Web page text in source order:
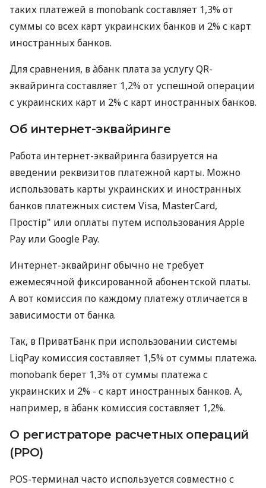
таких платежей в monobank составляет 1,3% от
суммы со всех карт украинских банков и 2% с карт
иностранных банков.
Для сравнения, в àбанк плата за услугу QR-
эквайринга составляет 1,2% от успешной операции
с украинских карт и 2% с карт иностранных банков.
Об интернет-эквайринге
Работа интернет-эквайринга базируется на
введении реквизитов платежной карты. Можно
использовать карты украинских и иностранных
банков платежных систем Visa, MasterCard,
Простір" или оплаты путем использования Apple
Pay или Google Pay.
Интернет-эквайринг обычно не требует
ежемесячной фиксированной абонентской платы.
А вот комиссия по каждому платежу отличается в
зависимости от банка.
Так, в ПриватБанк при использовании системы
LiqPay комиссия составляет 1,5% от суммы платежа.
monobank берет 1,3% от суммы платежа с
украинских и 2% - с карт иностранных банков. А,
например, в àбанк комиссия составляет 1,2%.
О регистраторе расчетных операций
(РРО)
POS-терминал часто используется совместно с